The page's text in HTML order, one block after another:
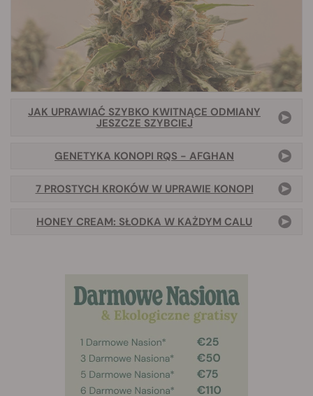
JAK UPRAWIAĆ SZYBKO KWITNĄCE ODMIANY
JESZCZE SZYBCIEJ
GENETYKA KONOPI RQS - AFGHAN
7 PROSTYCH KROKÓW W UPRAWIE KONOPI
HONEY CREAM: SŁODKA W KAŻDYM CALU